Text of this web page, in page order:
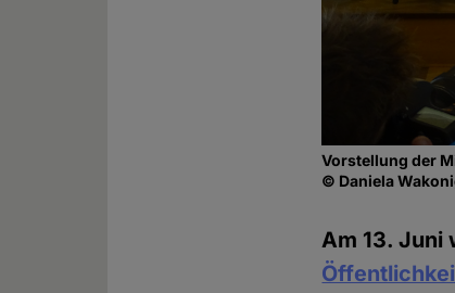
Vorstellung der
© Daniela
Am 13. Juni